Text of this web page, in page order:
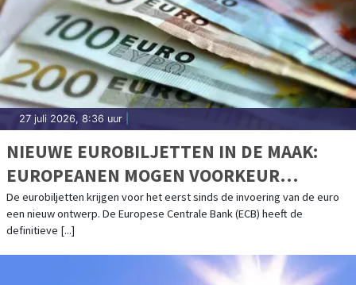
27 juli 2026, 8:36 uur
NIEUWE EUROBILJETTEN IN DE MAAK:
EUROPEANEN MOGEN VOORKEUR
AANGEVEN
De eurobiljetten krijgen voor het eerst sinds de invoering van de euro
een nieuw ontwerp. De Europese Centrale Bank (ECB) heeft de
definitieve [...]